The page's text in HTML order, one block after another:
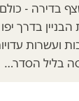
בדירה - כולם
ועשרות
בליל הסדר…